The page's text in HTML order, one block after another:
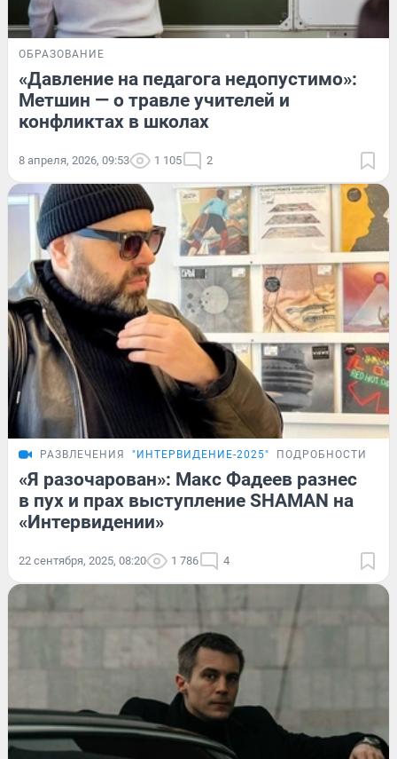
ОБРАЗОВАНИЕ
«Давление на педагога недопустимо»:
Метшин — о травле учителей и
конфликтах в школах
8 апреля, 2026, 09:53 1 105 2
РАЗВЛЕЧЕНИЯ "ИНТЕРВИДЕНИЕ-2025" ПОДРОБНОСТИ
«Я разочарован»: Макс Фадеев разнес
в пух и прах выступление SHAMAN на
«Интервидении»
22 сентября, 2025, 08:20 1 786 4